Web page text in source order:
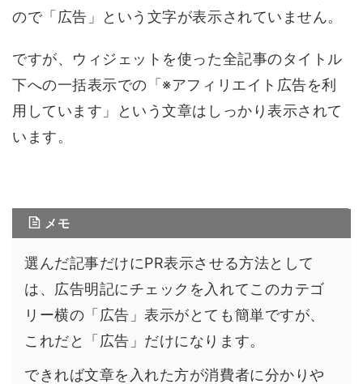
ので「広告」という文字が表示されていません。
ですが、ウィジェットを使った全記事のタイトル
下への一括表示での「※アフィリエイト広告を利
用しています」という文章はしっかり表示されて
います。
メモ
選んだ記事だけにPR表示させる方法として
は、広告明記にチェックを入れてこのカテゴ
リー横の「広告」表示がとても簡単ですが、
これだと「広告」だけになります。
できれば文章を入れた方が消費者に分かりや